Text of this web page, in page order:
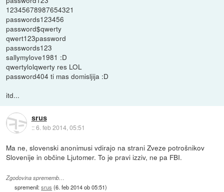
12345678987654321
passwords123456
password$qwerty
qwert123password
passwords123
sallymylove1981 :D
qwertylolqwerty res LOL
password404 ti mas domisljija :D
itd...
srus
::6. feb 2014, 05:51
Ma ne, slovenski anonimusi vdirajo na strani Zveze potrošnikov
Slovenije in občine Ljutomer. To je pravi izziv, ne pa FBI.
Zgodovina sprememb…
spremenil:srus (6. feb 2014 ob 05:51)